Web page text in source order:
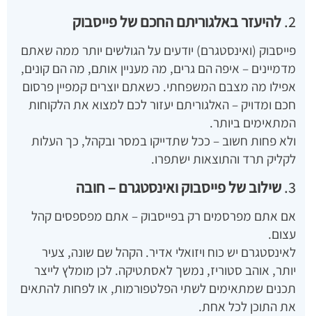
2. להיעזר באלגוריתם החכם של פייסבוק
פייסבוק (ואינסטגרם) יודעים על הגולשים יותר ממה שאתם
מדמיינים – איפה הם גרים, מה מעניין אותם, מה הם קונים,
אפילו מה מצבם המשפחתי. כשאתם יוצרים קמפיין פרסום
חכם ומדויק – האלגוריתם יעזור לכם למצוא את הלקוחות
המתאימים ביותר.
ולא פחות חשוב – ככל שתדייקו במסר ובקהל, כך העלות
לקליק תרד והתוצאות ישתפרו.
3. שילוב של פייסבוק ואינסטגרם – חובה
אם אתם מפרסמים רק בפייסבוק – אתם מפספסים קהל
עצום.
לאינסטגרם יש כוח ויזואלי אדיר. הקהל שם שונה, צעיר
יותר, אוהב סטוריז, נמשך לאסתטיקה. לכן מומלץ לייצר
תכנים שמתאימים לשתי הפלטפורמות, או לפחות להתאים
את התוכן לכל אחת.